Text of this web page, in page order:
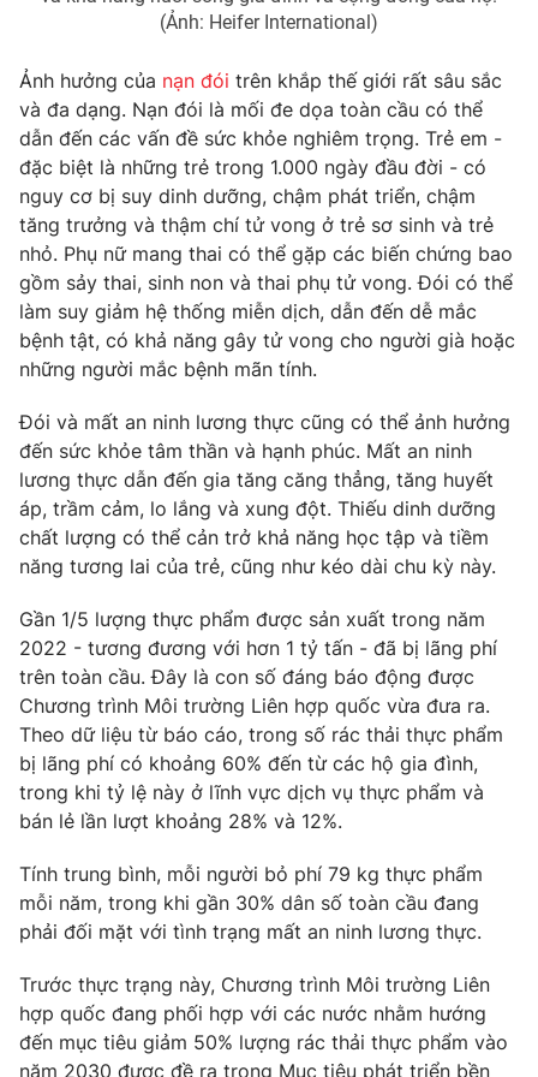
THỜI BÁO VTV
Theo dõi báo trên
Cơ quan chủ quản: Đài Truyền hình Việt Nam
Cơ quan báo chí:Thời báo VTV
Giấy phép hoạt động báo in và báo điện tử số 483/GP-BTTTT
Tổng Biên tập:Vũ Thanh Thủy
Phó Tổng Biên tập:Nguyễn Thị Mỹ Hạnh, Phạm Quốc Thắng,
Nguyễn Trọng Ninh
Tổng đài VTV:024.38 355 931 - 024.38 355 932
Ðiện thoại Thời báo VTV:024.66 897 897
Email:
toasoan@vtv.vn
Liên hệ quảng cáo:024-7300.7108
thuận bằng văn bản. Ghi rõ nguồn VTV.vn khi phát hành lại
thông tin từ website này.
(Ảnh: Heifer International)
Ảnh hưởng của nạn đói trên khắp thế giới rất sâu sắc
và đa dạng. Nạn đói là mối đe dọa toàn cầu có thể
dẫn đến các vấn đề sức khỏe nghiêm trọng. Trẻ em -
đặc biệt là những trẻ trong 1.000 ngày đầu đời - có
nguy cơ bị suy dinh dưỡng, chậm phát triển, chậm
tăng trưởng và thậm chí tử vong ở trẻ sơ sinh và trẻ
nhỏ. Phụ nữ mang thai có thể gặp các biến chứng bao
gồm sảy thai, sinh non và thai phụ tử vong. Đói có thể
làm suy giảm hệ thống miễn dịch, dẫn đến dễ mắc
bệnh tật, có khả năng gây tử vong cho người già hoặc
những người mắc bệnh mãn tính.
Đói và mất an ninh lương thực cũng có thể ảnh hưởng
đến sức khỏe tâm thần và hạnh phúc. Mất an ninh
lương thực dẫn đến gia tăng căng thẳng, tăng huyết
áp, trầm cảm, lo lắng và xung đột. Thiếu dinh dưỡng
chất lượng có thể cản trở khả năng học tập và tiềm
năng tương lai của trẻ, cũng như kéo dài chu kỳ này.
Gần 1/5 lượng thực phẩm được sản xuất trong năm
2022 - tương đương với hơn 1 tỷ tấn - đã bị lãng phí
trên toàn cầu. Đây là con số đáng báo động được
Chương trình Môi trường Liên hợp quốc vừa đưa ra.
Theo dữ liệu từ báo cáo, trong số rác thải thực phẩm
bị lãng phí có khoảng 60% đến từ các hộ gia đình,
trong khi tỷ lệ này ở lĩnh vực dịch vụ thực phẩm và
bán lẻ lần lượt khoảng 28% và 12%.
Tính trung bình, mỗi người bỏ phí 79 kg thực phẩm
mỗi năm, trong khi gần 30% dân số toàn cầu đang
phải đối mặt với tình trạng mất an ninh lương thực.
Trước thực trạng này, Chương trình Môi trường Liên
hợp quốc đang phối hợp với các nước nhằm hướng
đến mục tiêu giảm 50% lượng rác thải thực phẩm vào
năm 2030 được đề ra trong Mục tiêu phát triển bền